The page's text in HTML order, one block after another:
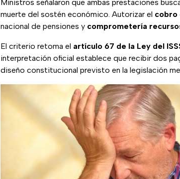
Ministros señalaron que ambas prestaciones
muerte del sostén económico. Autorizar el cobro
nacional de pensiones y comprometería
El criterio retoma el artículo 67 de la Ley del
interpretación oficial establece que recibir dos
diseño constitucional previsto en la legislación